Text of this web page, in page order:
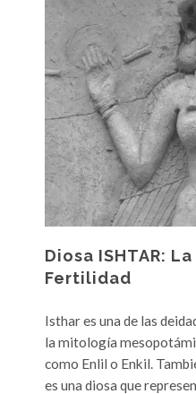
e
s
i
d
e
n
t
e
s
d
e
Diosa ISHTAR:
Fertilidad
Isthar es una de las
la mitología
como Enlil o Enkil.
es una diosa que